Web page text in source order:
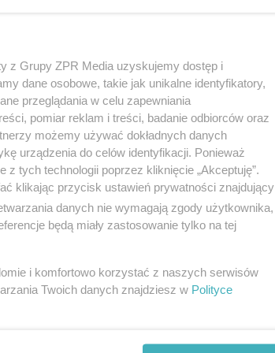
w Białymstoku. Znamy
Służby miejskie zdemontowały
silne podmuchy wiatru.
dodano 7-10-2023
na Silent Disco pod
się pierwsze Silent Disco pod
z Grupy ZPR Media uzyskujemy dostęp i
dane osobowe, takie jak unikalne identyfikatory,
przeglądania w celu zapewniania
pomiar reklam i treści, badanie odbiorców oraz
możemy używać dokładnych danych
urządzenia do celów identyfikacji. Ponieważ
tych technologii poprzez kliknięcie „Akceptuję”.
klikając przycisk ustawień prywatności znajdujący
danych nie wymagają zgody użytkownika,
będą miały zastosowanie tylko na tej
i komfortowo korzystać z naszych serwisów
Twoich danych znajdziesz w Polityce